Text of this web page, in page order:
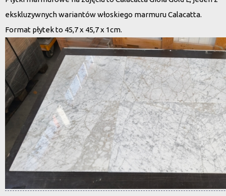
ekskluzywnych wariantów włoskiego marmuru Calacatta.
Format płytek to 45,7 x 45,7 x 1cm.